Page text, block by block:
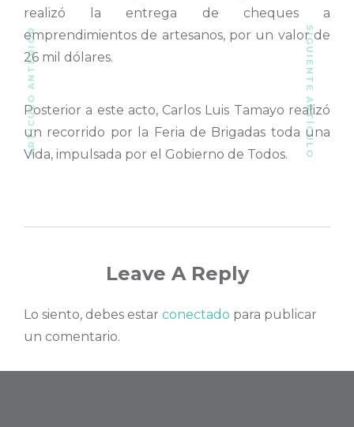
realizó la entrega de cheques a
emprendimientos de artesanos, por un valor de
26 mil dólares.
Posterior a este acto, Carlos Luis Tamayo realizó
un recorrido por la Feria de Brigadas toda una
Vida, impulsada por el Gobierno de Todos.
Leave A Reply
Lo siento, debes estar conectado para publicar
un comentario.
ARTÍCULO ANTERIOR SIGUIENTE ARTÍCULO